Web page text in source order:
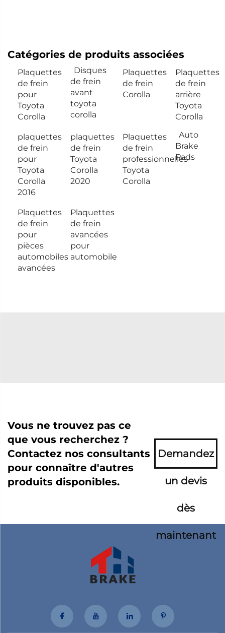
Catégories de produits associées
Plaquettes
de frein
pour
Toyota
Corolla
Disques
de frein
avant
toyota
corolla
Plaquettes
de frein
Corolla
Plaquettes
de frein
arrière
Toyota
Corolla
plaquettes
de frein
pour
Toyota
Corolla
2016
plaquettes
de frein
Toyota
Corolla
2020
Plaquettes
de frein
professionnelles
Toyota
Corolla
Auto
Brake
Pads
Plaquettes
de frein
pour
pièces
automobiles
avancées
Plaquettes
de frein
avancées
pour
automobile
Vous ne trouvez pas ce
que vous recherchez ?
Contactez nos consultants
pour connaître d'autres
produits disponibles.
Demandez
un devis
dès
maintenant